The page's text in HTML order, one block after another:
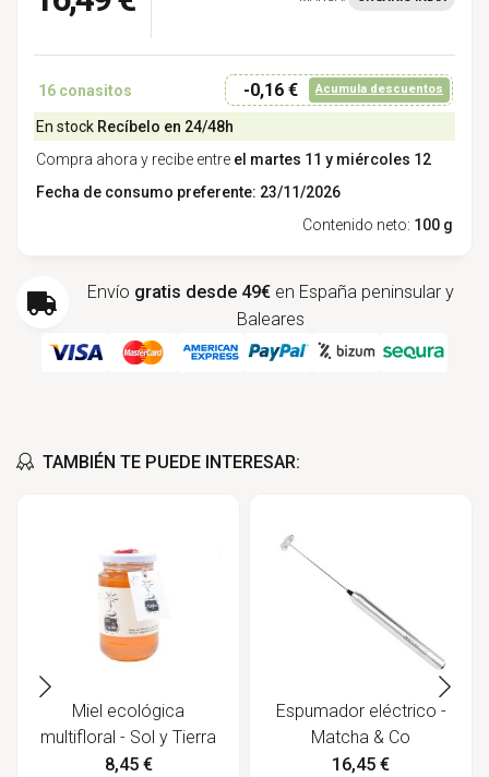
16 conasitos -0,16 € Acumula descuentos
En stock Recíbelo en 24/48h
Compra ahora y recibe entre el martes 11 y miércoles 12
Fecha de consumo preferente: 23/11/2026
Contenido neto: 100 g
Envío gratis desde 49€ en España peninsular y
Baleares
TAMBIÉN TE PUEDE INTERESAR:
Miel ecológica
multifloral - Sol y Tierra
8,45 €
Espumador eléctrico -
Matcha & Co
16,45 €